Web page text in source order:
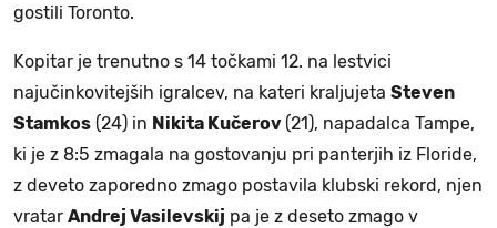
gostili Toronto.
Kopitar je trenutno s 14 točkami 12. na lestvici
najučinkovitejših igralcev, na kateri kraljujeta Steven
Stamkos (24) in Nikita Kučerov (21), napadalca Tampe,
ki je z 8:5 zmagala na gostovanju pri panterjih iz Floride,
z deveto zaporedno zmago postavila klubski rekord, njen
vratar Andrej Vasilevskij pa je z deseto zmago v